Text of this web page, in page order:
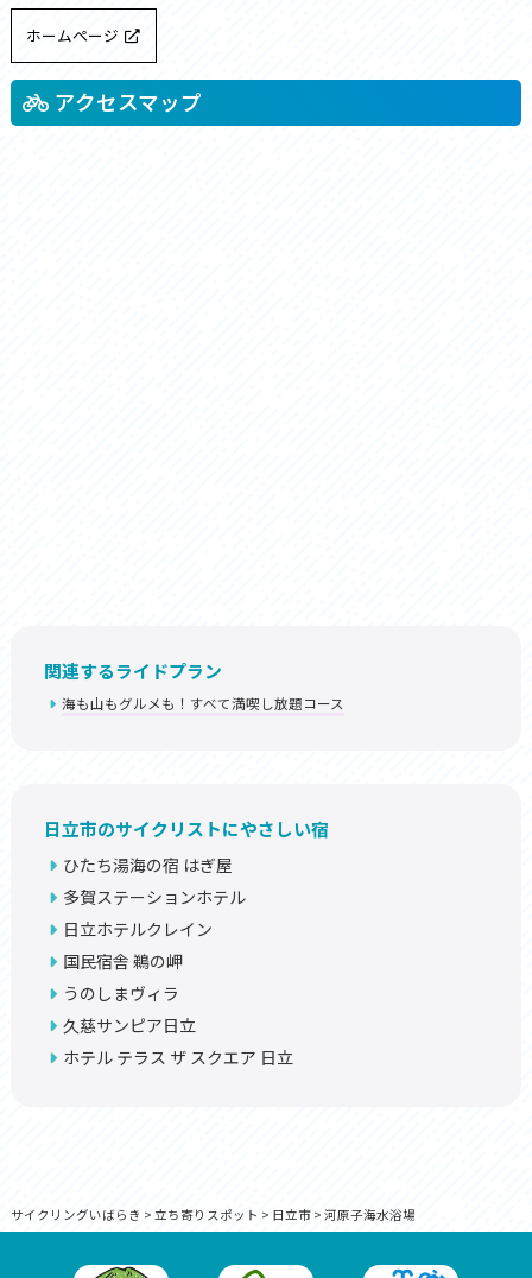
ホームページ
アクセスマップ
関連するライドプラン
海も山もグルメも！すべて満喫し放題コース
日立市のサイクリストにやさしい宿
ひたち湯海の宿 はぎ屋
多賀ステーションホテル
日立ホテルクレイン
国民宿舎 鵜の岬
うのしまヴィラ
久慈サンピア日立
ホテル テラス ザ スクエア 日立
サイクリングいばらき > 立ち寄りスポット > 日立市> 河原子海水浴場